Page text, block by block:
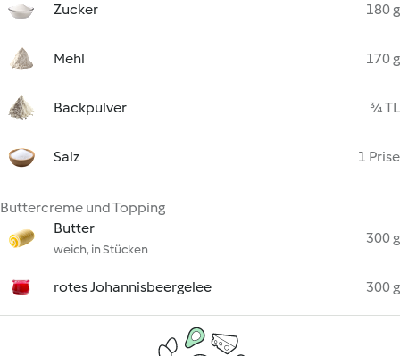
Zucker 180 g
Mehl 170 g
Backpulver ¾ TL
Salz 1 Prise
Buttercreme und Topping
Butter
weich, in Stücken
300 g
rotes Johannisbeergelee 300 g